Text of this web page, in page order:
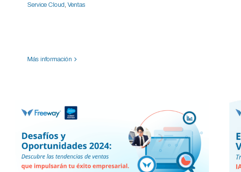
Service Cloud Ventas
Más información